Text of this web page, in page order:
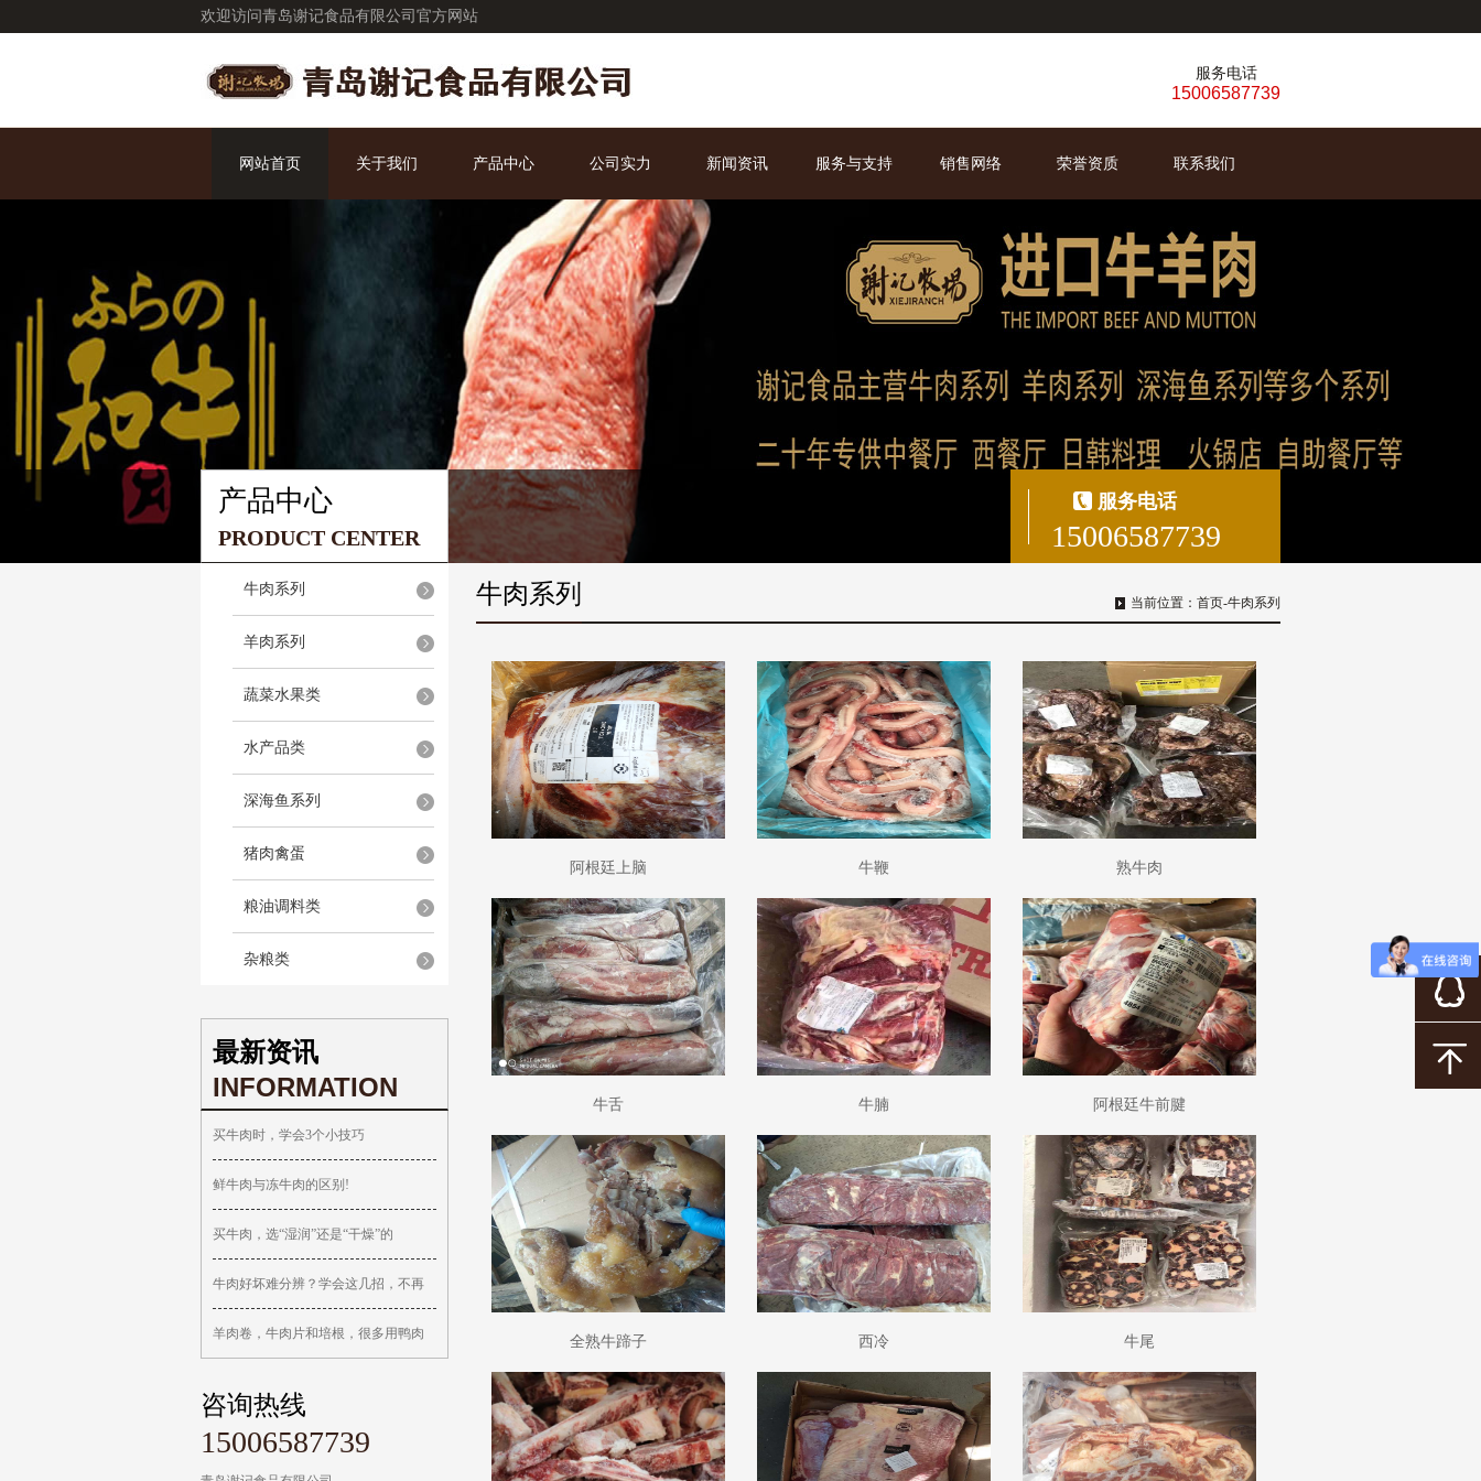
欢迎访问青岛谢记食品有限公司官方网站
服务电话
15006587739
网站首页 关于我们 产品中心 公司实力 新闻资讯 服务与支持 销售网络 荣誉资质 联系我们
产品中心
PRODUCT CENTER
服务电话
15006587739
牛肉系列
羊肉系列
蔬菜水果类
水产品类
深海鱼系列
猪肉禽蛋
粮油调料类
杂粮类
最新资讯
INFORMATION
买牛肉时，学会3个小技巧
鲜牛肉与冻牛肉的区别!
买牛肉，选“湿润”还是“干燥”的
牛肉好坏难分辨？学会这几招，不再
羊肉卷，牛肉片和培根，很多用鸭肉
咨询热线
15006587739
牛肉系列 当前位置： 首页-牛肉系列
阿根廷上脑 牛鞭 熟牛肉
牛舌 牛腩 阿根廷牛前腱
全熟牛蹄子 西冷 牛尾